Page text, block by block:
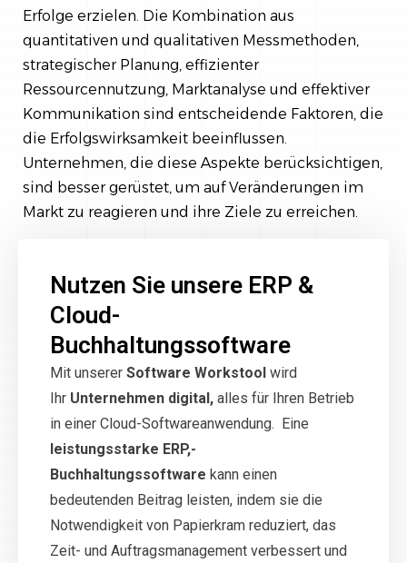
Erfolge erzielen. Die Kombination aus
quantitativen und qualitativen Messmethoden,
strategischer Planung, effizienter
Ressourcennutzung, Marktanalyse und effektiver
Kommunikation sind entscheidende Faktoren, die
die Erfolgswirksamkeit beeinflussen.
Unternehmen, die diese Aspekte berücksichtigen,
sind besser gerüstet, um auf Veränderungen im
Markt zu reagieren und ihre Ziele zu erreichen.
Nutzen Sie unsere ERP &
Cloud-
Buchhaltungssoftware
Mit unserer Software Workstool wird
Ihr Unternehmen digital, alles für Ihren Betrieb
in einer Cloud-Softwareanwendung. Eine
leistungsstarke ERP,-
Buchhaltungssoftware kann einen
bedeutenden Beitrag leisten, indem sie die
Notwendigkeit von Papierkram reduziert, das
Zeit- und Auftragsmanagement verbessert und